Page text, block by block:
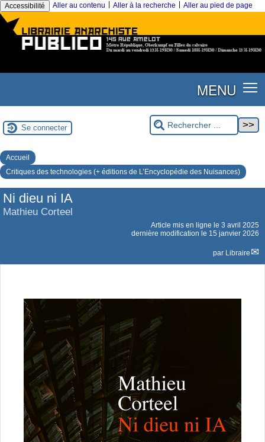
Accessibilité Aller au contenu Aller à la recherche Aller au pied de page
MENU
Se connecter
Accueil
Critiques des technologies (+ éditions de L’Encyclopédie des Nuisances)
Ni dieu ni IA
Mathieu Corteel
Article mis en ligne le 3 avril 2025
dernière modification le 15 janvier 2026
par Libraire